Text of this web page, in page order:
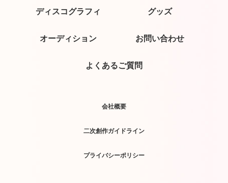
ディスコグラフィ グッズ
オーディション お問い合わせ
よくあるご質問
会社概要
二次創作ガイドライン
プライバシーポリシー